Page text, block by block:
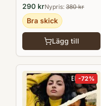
290 krNypris: 380kr
Bra skick
Lägg till
-72%